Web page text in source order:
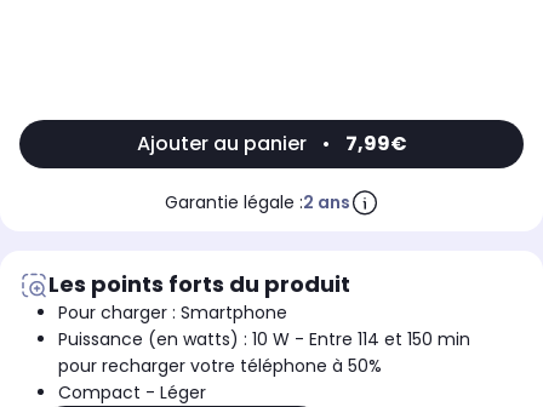
Ajouter au panier • 7,99€
Garantie légale :2 ans
Les points forts du produit
Pour charger : Smartphone
Puissance (en watts) : 10 W - Entre 114 et 150 min
pour recharger votre téléphone à 50%
Compact - Léger